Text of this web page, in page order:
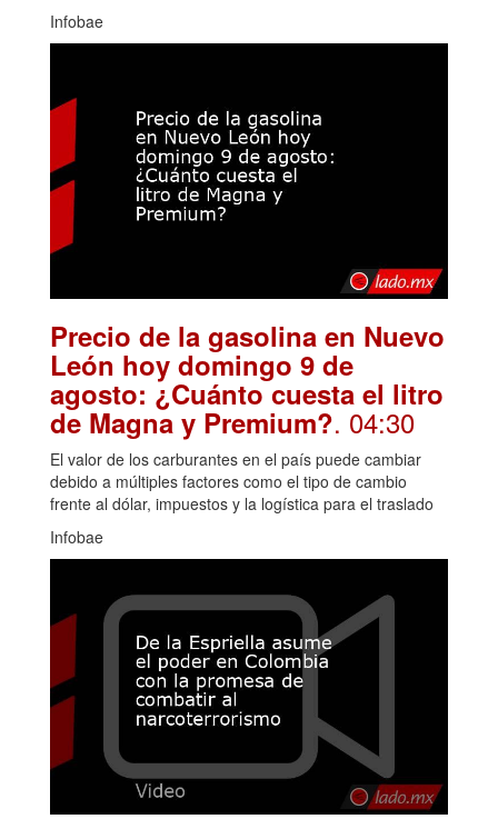
Infobae
Precio de la gasolina en Nuevo
León hoy domingo 9 de
agosto: ¿Cuánto cuesta el litro
de Magna y Premium?. 04:30
El valor de los carburantes en el país puede cambiar
debido a múltiples factores como el tipo de cambio
frente al dólar, impuestos y la logística para el traslado
Infobae